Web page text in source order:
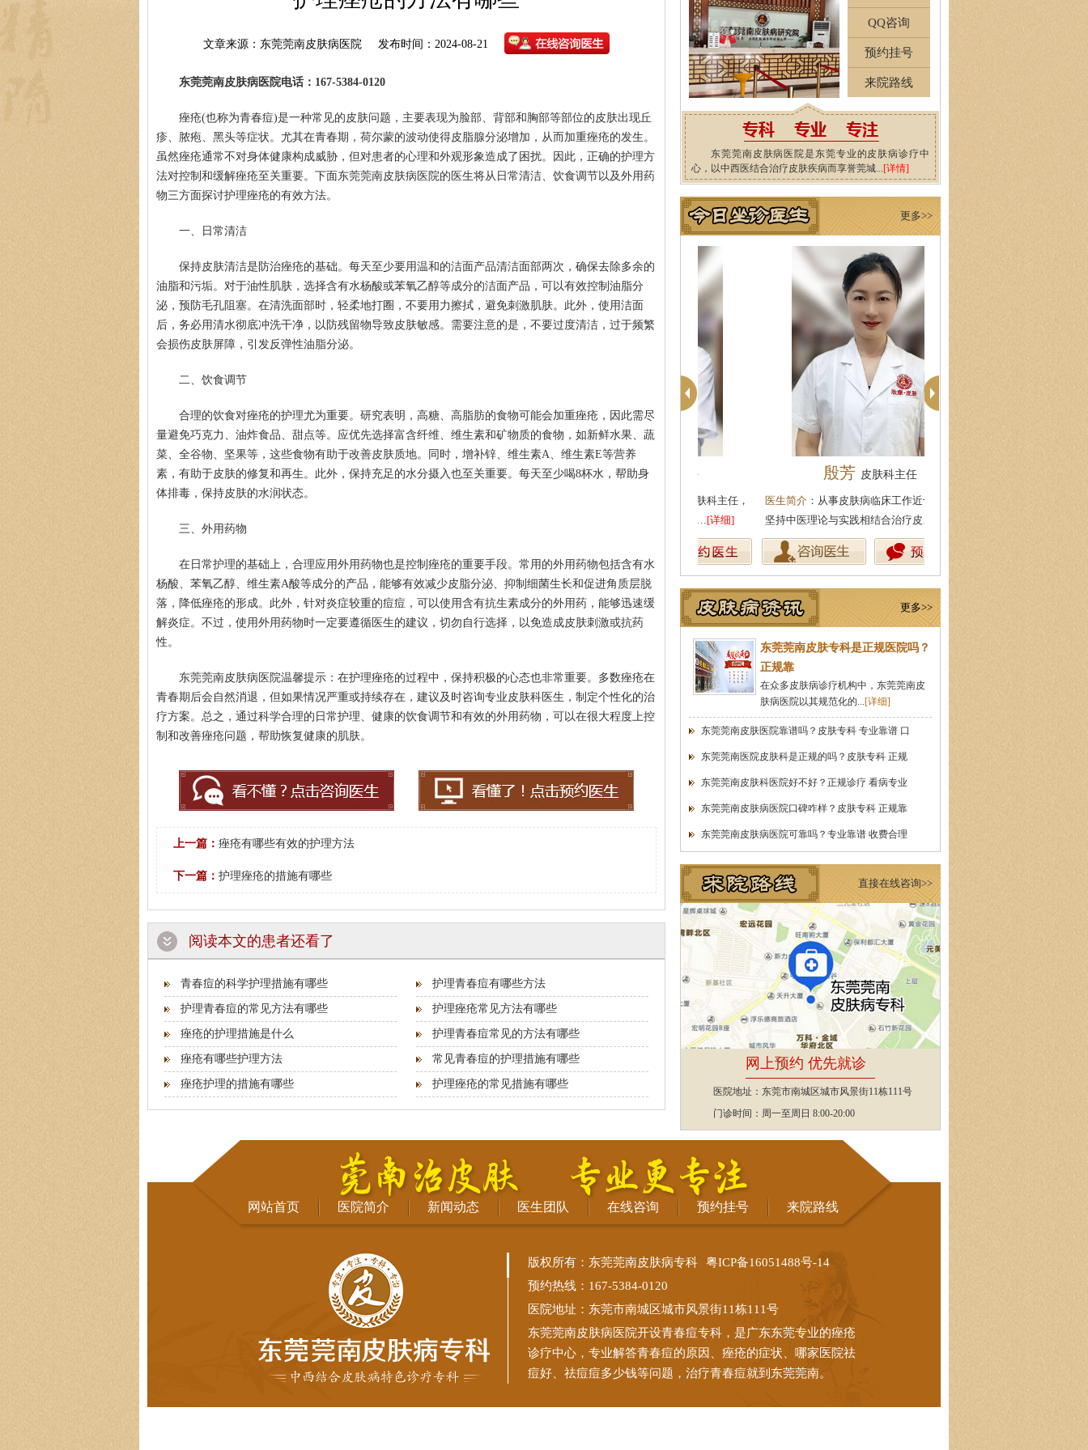
文章来源：东莞莞南皮肤病医院 发布时间：2024-08-21
东莞莞南皮肤病医院电话：167-5384-0120
痤疮(也称为青春痘)是一种常见的皮肤问题，主要表现为脸部、背部和胸部等部位的皮肤出现丘
疹、脓疱、黑头等症状。尤其在青春期，荷尔蒙的波动使得皮脂腺分泌增加，从而加重痤疮的发生。
虽然痤疮通常不对身体健康构成威胁，但对患者的心理和外观形象造成了困扰。因此，正确的护理方
法对控制和缓解痤疮至关重要。下面东莞莞南皮肤病医院的医生将从日常清洁、饮食调节以及外用药
物三方面探讨护理痤疮的有效方法。
一、日常清洁
保持皮肤清洁是防治痤疮的基础。每天至少要用温和的洁面产品清洁面部两次，确保去除多余的
油脂和污垢。对于油性肌肤，选择含有水杨酸或苯氧乙醇等成分的洁面产品，可以有效控制油脂分
泌，预防毛孔阻塞。在清洗面部时，轻柔地打圈，不要用力擦拭，避免刺激肌肤。此外，使用洁面
后，务必用清水彻底冲洗干净，以防残留物导致皮肤敏感。需要注意的是，不要过度清洁，过于频繁
会损伤皮肤屏障，引发反弹性油脂分泌。
二、饮食调节
合理的饮食对痤疮的护理尤为重要。研究表明，高糖、高脂肪的食物可能会加重痤疮，因此需尽
量避免巧克力、油炸食品、甜点等。应优先选择富含纤维、维生素和矿物质的食物，如新鲜水果、蔬
菜、全谷物、坚果等，这些食物有助于改善皮肤质地。同时，增补锌、维生素A、维生素E等营养
素，有助于皮肤的修复和再生。此外，保持充足的水分摄入也至关重要。每天至少喝8杯水，帮助身
体排毒，保持皮肤的水润状态。
三、外用药物
在日常护理的基础上，合理应用外用药物也是控制痤疮的重要手段。常用的外用药物包括含有水
杨酸、苯氧乙醇、维生素A酸等成分的产品，能够有效减少皮脂分泌、抑制细菌生长和促进角质层脱
落，降低痤疮的形成。此外，针对炎症较重的痘痘，可以使用含有抗生素成分的外用药，能够迅速缓
解炎症。不过，使用外用药物时一定要遵循医生的建议，切勿自行选择，以免造成皮肤刺激或抗药
性。
东莞莞南皮肤病医院温馨提示：在护理痤疮的过程中，保持积极的心态也非常重要。多数痤疮在
青春期后会自然消退，但如果情况严重或持续存在，建议及时咨询专业皮肤科医生，制定个性化的治
疗方案。总之，通过科学合理的日常护理、健康的饮食调节和有效的外用药物，可以在很大程度上控
制和改善痤疮问题，帮助恢复健康的肌肤。
上一篇： 痤疮有哪些有效的护理方法
下一篇： 护理痤疮的措施有哪些
阅读本文的患者还看了
青春痘的科学护理措施有哪些 护理青春痘有哪些方法
护理青春痘的常见方法有哪些 护理痤疮常见方法有哪些
痤疮的护理措施是什么 护理青春痘常见的方法有哪些
痤疮有哪些护理方法 常见青春痘的护理措施有哪些
痤疮护理的措施有哪些 护理痤疮的常见措施有哪些
QQ咨询
预约挂号
来院路线
东莞莞南皮肤病医院是东莞专业的皮肤病诊疗中
心，以中西医结合治疗皮肤疾病而享誉莞城...[详情]
更多>>
皮肤科主任
医生简介
：从事皮肤病临床工作近十年，始终
坚持中医理论与实践相结合治疗皮…[详细]
更多>>
东莞莞南皮肤专科是正规医院吗？
正规靠
在众多皮肤病诊疗机构中，东莞莞南皮
肤病医院以其规范化的...[详细]
东莞莞南皮肤医院靠谱吗？皮肤专科 专业靠谱 口
东莞莞南医院皮肤科是正规的吗？皮肤专科 正规
东莞莞南皮肤科医院好不好？正规诊疗 看病专业
东莞莞南皮肤病医院口碑咋样？皮肤专科 正规靠
东莞莞南皮肤病医院可靠吗？专业靠谱 收费合理
直接在线咨询>>
网上预约 优先就诊
医院地址：东莞市南城区城市风景街11栋111号
门诊时间：周一至周日 8:00-20:00
网站首页 医院简介 新闻动态 医生团队 在线咨询 预约挂号 来院路线
版权所有：东莞莞南皮肤病专科
粤ICP备16051488号-14
预约热线：167-5384-0120
医院地址：东莞市南城区城市风景街11栋111号
东莞莞南皮肤病医院开设青春痘专科，是广东东莞专业的痤疮
诊疗中心，专业解答青春痘的原因、痤疮的症状、哪家医院祛
痘好、祛痘痘多少钱等问题，治疗青春痘就到东莞莞南。